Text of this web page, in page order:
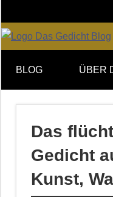
Inhalt
springen
BLOG ÜBER
Das
Gedicht
Kunst,